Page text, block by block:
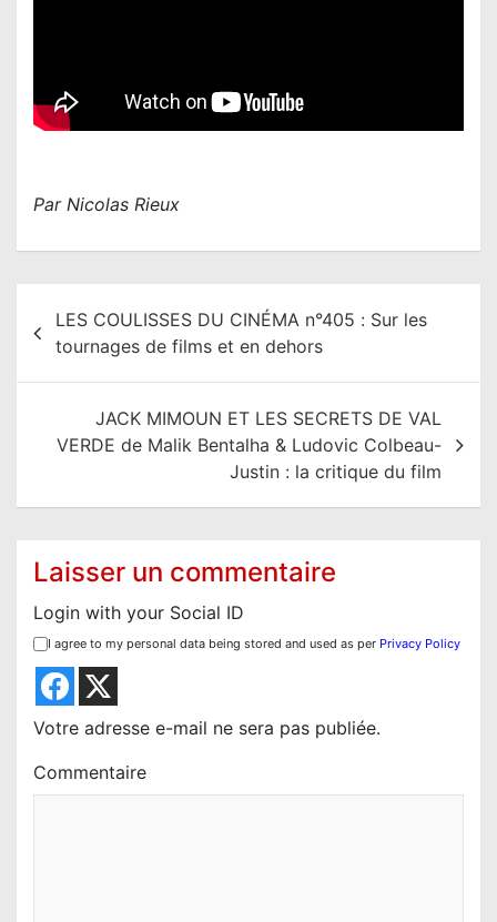
Par Nicolas Rieux
t
d
LES COULISSES DU CINÉMA n°405 : Sur les
tournages de films et en dehors
JACK MIMOUN ET LES SECRETS DE VAL
VERDE de Malik Bentalha & Ludovic Colbeau-
Justin : la critique du film
Laisser un commentaire
Login with your Social ID
I agree to my personal data being stored and used as per Privacy Policy
Votre adresse e-mail ne sera pas publiée.
Commentaire